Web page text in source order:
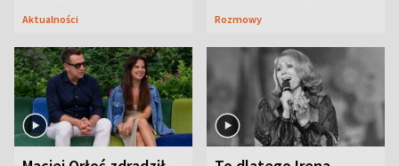
Lubelszczyzna
Aktualności Rozmowy